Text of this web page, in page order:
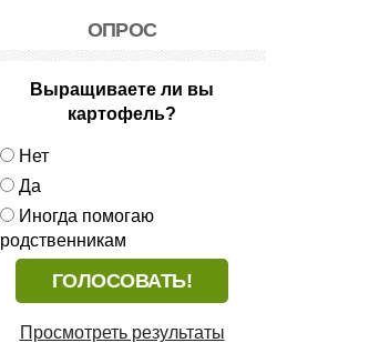
ОПРОС
Выращиваете ли вы
картофель?
Нет
Да
Иногда помогаю
родственникам
Просмотреть результаты